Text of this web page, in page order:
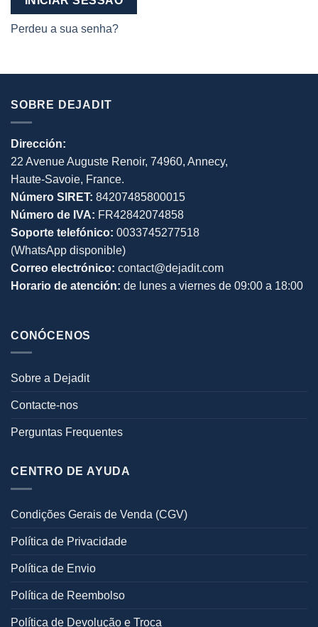
Perdeu a sua senha?
SOBRE DEJADIT
Dirección:
22 Avenue Auguste Renoir, 74960, Annecy,
Haute-Savoie, France.
Número SIRET: 84207485800015
Número de IVA: FR42842074858
Soporte telefónico: 0033745277518
(WhatsApp disponible)
Correo electrónico: contact@dejadit.com
Horario de atención: de lunes a viernes de 09:00 a 18:00
CONÓCENOS
Sobre a Dejadit
Contacte-nos
Perguntas Frequentes
CENTRO DE AYUDA
Condições Gerais de Venda (CGV)
Política de Privacidade
Política de Envio
Política de Reembolso
Política de Devolução e Troca